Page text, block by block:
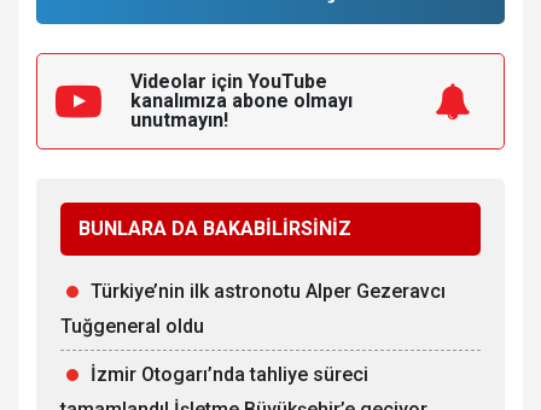
Videolar için YouTube
kanalımıza abone olmayı
unutmayın!
BUNLARA DA BAKABİLİRSİNİZ
Türkiye’nin ilk astronotu Alper Gezeravcı
Tuğgeneral oldu
İzmir Otogarı’nda tahliye süreci